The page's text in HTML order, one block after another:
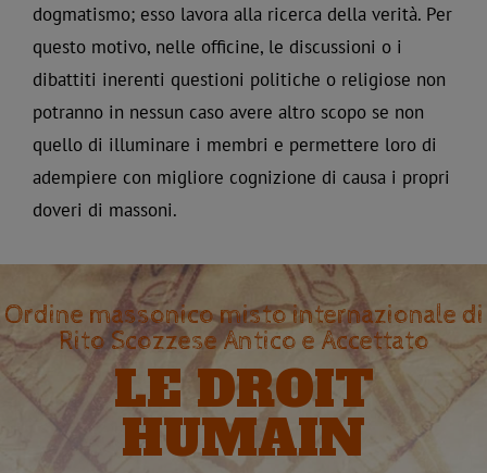
dogmatismo; esso lavora alla ricerca della verità. Per
questo motivo, nelle officine, le discussioni o i
dibattiti inerenti questioni politiche o religiose non
potranno in nessun caso avere altro scopo se non
quello di illuminare i membri e permettere loro di
adempiere con migliore cognizione di causa i propri
doveri di massoni.
Ordine massonico misto internazionale di
Rito Scozzese Antico e Accettato
LE DROIT
HUMAIN